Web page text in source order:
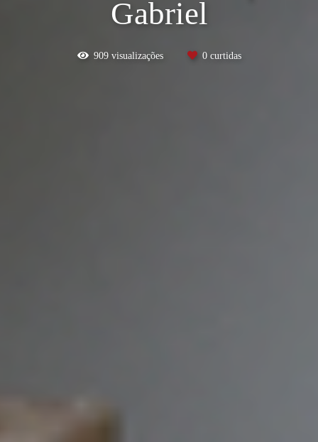
Gabriel
909visualizações 0curtidas